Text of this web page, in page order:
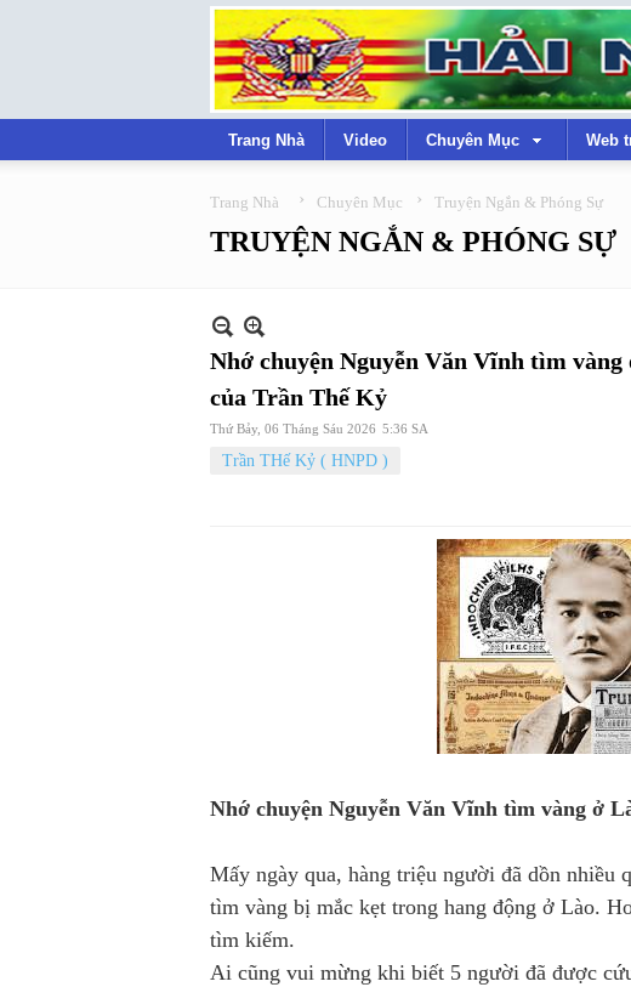
Trang Nhà Video Chuyên Mục Web
Trang Nhà › Chuyên Mục › Truyện Ngắn & Phóng Sự
TRUYỆN NGẮN & PHÓNG SỰ
Nhớ chuyện Nguyễn Văn Vĩnh tìm vàng
của Trần Thế Kỷ
Thứ Bảy, 06 Tháng Sáu 2026 5:36 SA
Trần THế Kỷ ( HNPD )
Nhớ chuyện Nguyễn Văn Vĩnh tìm vàng ở
Mấy ngày qua, hàng triệu người đã dồn nhiều
tìm vàng bị mắc kẹt trong hang động ở Lào.
tìm kiếm.
Ai cũng vui mừng khi biết 5 người đã được